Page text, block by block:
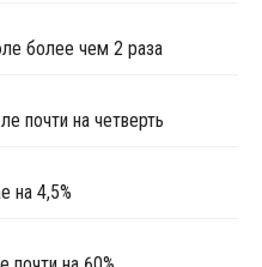
более чем 2 раза
почти на четверть
на 4,5%